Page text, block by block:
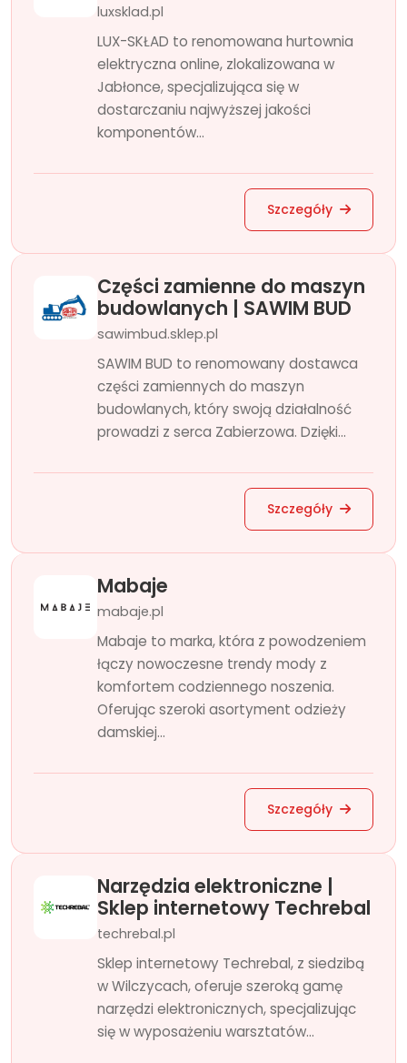
luxsklad.pl
LUX-SKŁAD to renomowana hurtownia
elektryczna online, zlokalizowana w
Jabłonce, specjalizująca się w
dostarczaniu najwyższej jakości
komponentów...
Szczegóły
Części zamienne do maszyn
budowlanych | SAWIM BUD
sawimbud.sklep.pl
SAWIM BUD to renomowany dostawca
części zamiennych do maszyn
budowlanych, który swoją działalność
prowadzi z serca Zabierzowa. Dzięki...
Szczegóły
Mabaje
mabaje.pl
Mabaje to marka, która z powodzeniem
łączy nowoczesne trendy mody z
komfortem codziennego noszenia.
Oferując szeroki asortyment odzieży
damskiej...
Szczegóły
Narzędzia elektroniczne |
Sklep internetowy Techrebal
techrebal.pl
Sklep internetowy Techrebal, z siedzibą
w Wilczycach, oferuje szeroką gamę
narzędzi elektronicznych, specjalizując
się w wyposażeniu warsztatów...